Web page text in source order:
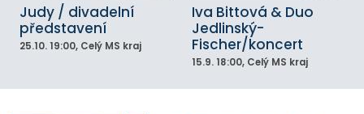
Judy / divadelní
představení
25.10. 19:00, Celý MS kraj
Iva Bittová & Duo
Jedlinský-
Fischer/koncert
15.9. 18:00, Celý MS kraj